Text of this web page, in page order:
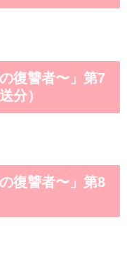
復讐者〜」第7
分）
復讐者〜」第8